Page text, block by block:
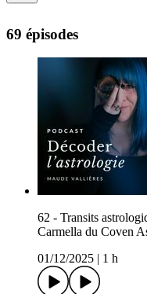
69 épisodes
62 - Transits
Carmella du Coven
01/12/2025
1 h